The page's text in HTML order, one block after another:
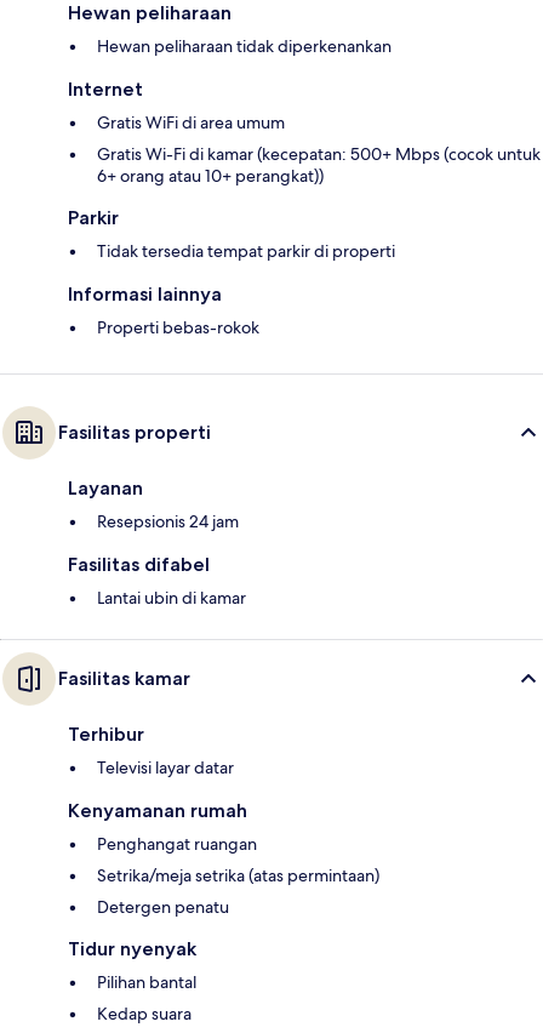
Hewan peliharaan
Hewan peliharaan tidak diperkenankan
Internet
Gratis WiFi di area umum
Gratis Wi-Fi di kamar (kecepatan: 500+ Mbps (cocok untuk
6+ orang atau 10+ perangkat))
Parkir
Tidak tersedia tempat parkir di properti
Informasi lainnya
Properti bebas-rokok
Fasilitas properti
Layanan
Resepsionis 24 jam
Fasilitas difabel
Lantai ubin di kamar
Fasilitas kamar
Terhibur
Televisi layar datar
Kenyamanan rumah
Penghangat ruangan
Setrika/meja setrika (atas permintaan)
Detergen penatu
Tidur nyenyak
Pilihan bantal
Kedap suara